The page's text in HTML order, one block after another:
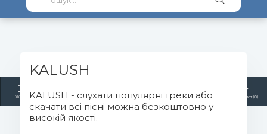
Жанри Виконавці Топ 100 Тренди Радіо Плейлист (0)
KALUSH
KALUSH - слухати популярні треки або
скачати всі пісні можна безкоштовно у
високій якості.